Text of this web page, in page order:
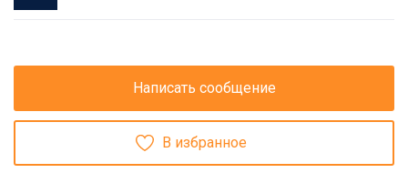
Написать сообщение
В избранное